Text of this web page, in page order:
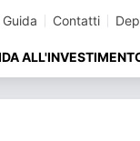
Guida Contatti